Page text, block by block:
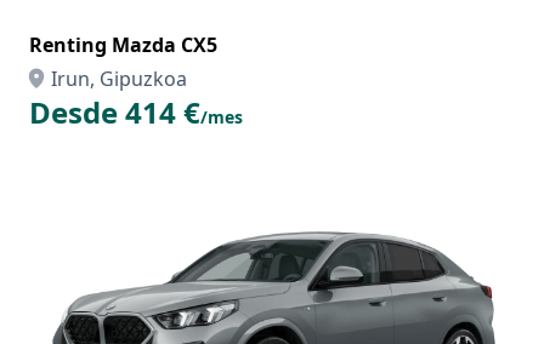
Renting Mazda CX5
Irun, Gipuzkoa
Desde 414 €/mes